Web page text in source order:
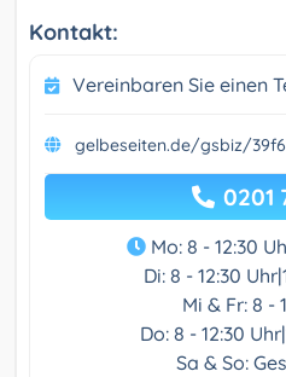
Kontakt:
Vereinbaren Sie einen
gelbeseiten.de/gsbiz/
0201
Mo: 8 - 12:30
Di: 8 - 12:30
Mi & Fr: 8 -
Do: 8 - 12:30
Sa & So: